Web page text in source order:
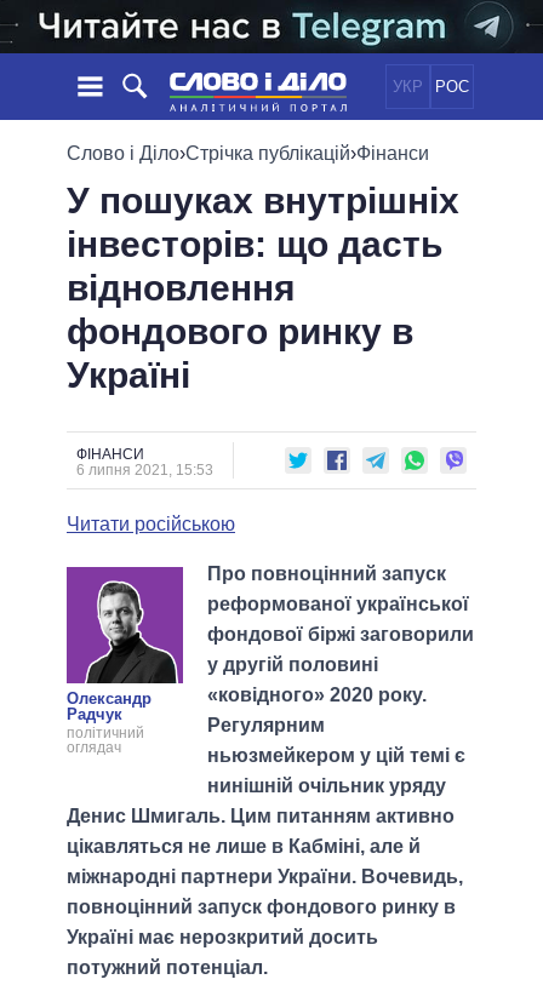
УКР РОС
НОВИНИ
СТРІЧКА
ПОДІЇ
СТАТТІ
ДУМКИ
ОГЛЯДИ
ДАЙДЖЕСТИ
ПОЛІТИКА
ЕКОНОМІКА
СУСПІЛЬСТВО
ОБIЦЯНКИ
ПОЛIТИКИ
УСІ ПОЛІТИКИ
ПРЕЗИДЕНТ І ОФІС
ВЕРХОВНА РАДА
ГОЛОВИ ОБЛАДМІНІСТРАЦІЙ
МЕРИ МІСТ
ВСІ ПЕРСОНИ
ПОРІВНЯННЯ ПОЛІТИКІВ
Слово і Діло›Стрічка публікацій›Фінанси
У пошуках внутрішніх
інвесторів: що дасть
відновлення
фондового ринку в
Україні
ФІНАНСИ
6 липня 2021, 15:53
Читати російською
Олександр
Радчук
політичний
оглядач
Про повноцінний запуск
реформованої української
фондової біржі заговорили
у другій половині
«ковідного» 2020 року.
Регулярним
ньюзмейкером у цій темі є
нинішній очільник уряду
Денис Шмигаль. Цим питанням активно
цікавляться не лише в Кабміні, але й
міжнародні партнери України. Вочевидь,
повноцінний запуск фондового ринку в
Україні має нерозкритий досить
потужний потенціал.